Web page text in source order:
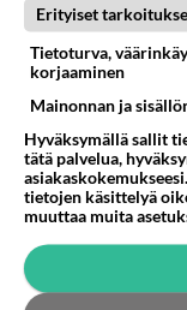
Uusi tehdas
palkkaamme
tuotteet vanhoista
05.11.2025 14:40
Erityiset
Tietoturva,
korjaaminen
Mainonnan ja
Hyväksymällä sallit
tätä palvelua,
tietojen käsittelyä
muuttaa muita